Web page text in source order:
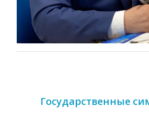
Государственные